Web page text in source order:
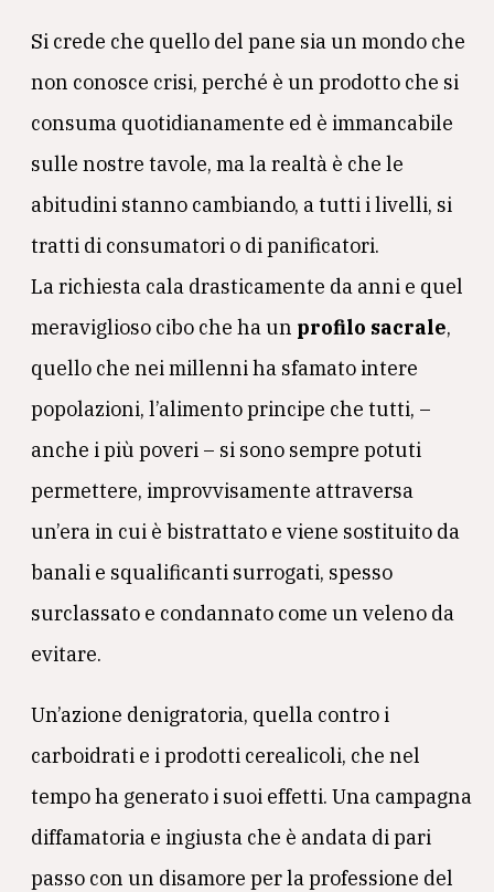
Si crede che quello del pane sia un mondo che
non conosce crisi, perché è un prodotto che si
consuma quotidianamente ed è immancabile
sulle nostre tavole, ma la realtà è che le
abitudini stanno cambiando, a tutti i livelli, si
tratti di consumatori o di panificatori.
La richiesta cala drasticamente da anni e quel
meraviglioso cibo che ha un profilo sacrale,
quello che nei millenni ha sfamato intere
popolazioni, l’alimento principe che tutti, –
anche i più poveri – si sono sempre potuti
permettere, improvvisamente attraversa
un’era in cui è bistrattato e viene sostituito da
banali e squalificanti surrogati, spesso
surclassato e condannato come un veleno da
evitare.
Un’azione denigratoria, quella contro i
carboidrati e i prodotti cerealicoli, che nel
tempo ha generato i suoi effetti. Una campagna
diffamatoria e ingiusta che è andata di pari
passo con un disamore per la professione del